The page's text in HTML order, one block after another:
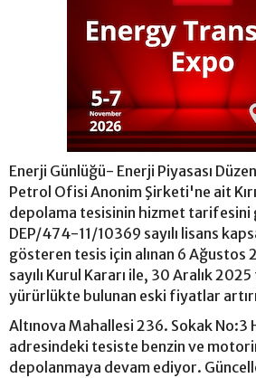
Enerji Günlüğü- Enerji Piyasası
Petrol Ofisi Anonim Şirketi'ne ait
depolama tesisinin hizmet tarifesini
DEP/474-11/10369 sayılı lisans
gösteren tesis için alınan 6 Ağustos
sayılı Kurul Kararı ile, 30 Aralık
yürürlükte bulunan eski fiyatlar
Altınova Mahallesi 236. Sokak No:3
adresindeki tesiste benzin ve
depolanmaya devam ediyor.